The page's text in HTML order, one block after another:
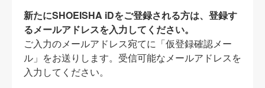
新たにSHOEISHA iDをご登録される方は、登録す
るメールアドレスを入力してください。
ご入力のメールアドレス宛てに「仮登録確認メー
ル」をお送りします。受信可能なメールアドレスを
入力してください。